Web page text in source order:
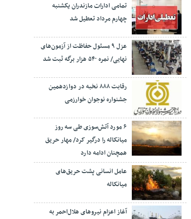
تمامی ادارات مازندران یکشنبه
چهارم مرداد تعطیل شد
عزل ۹ مسئول حفاظت از آزمون‌های
نهایی/ نمره ۵۴۰ هزار برگه ثبت شد
رقابت ۸۸۸ نخبه در دوازدهمین
جشنواره نوجوان خوارزمی
۶ مورد آتش‌سوزی طی سه روز
میانکاله را درگیر کرد/ مهار حریق
همچنان ادامه دارد
عامل انسانی پشت حریق‌های
میانکاله
آغاز اعزام نیروهای هلال‌احمر به